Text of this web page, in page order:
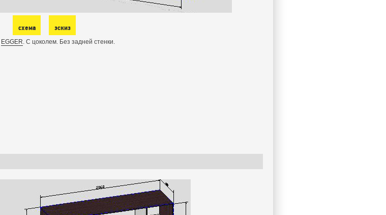
схема эскиз
EGGER. С цоколем. Без задней стенки.